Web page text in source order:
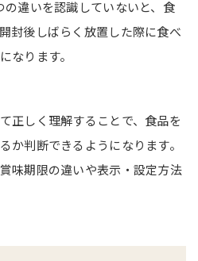
違いを認識していないと、食
封後しばらく放置した際に食べ
なります。
正しく理解することで、食品を
か判断できるようになります。
味期限の違いや表示・設定方法